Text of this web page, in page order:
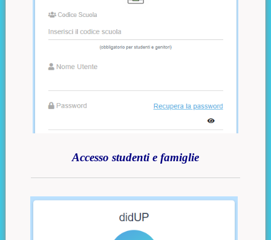
Accesso studenti e famiglie